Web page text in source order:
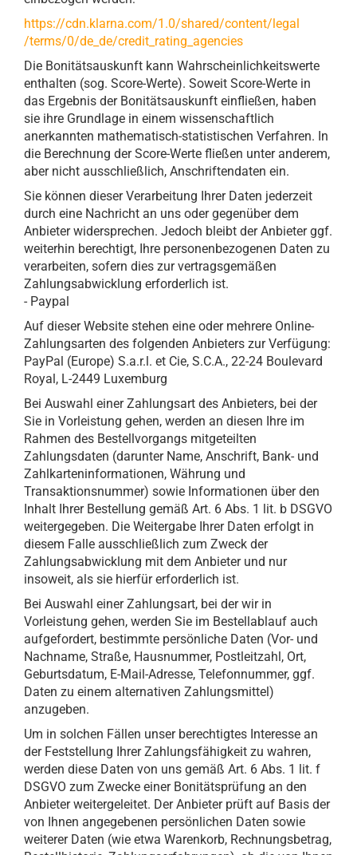
https://cdn.klarna.com/1.0/shared/content/legal
/terms/0/de_de/credit_rating_agencies
Die Bonitätsauskunft kann Wahrscheinlichkeitswerte
enthalten (sog. Score-Werte). Soweit Score-Werte in
das Ergebnis der Bonitätsauskunft einfließen, haben
sie ihre Grundlage in einem wissenschaftlich
anerkannten mathematisch-statistischen Verfahren. In
die Berechnung der Score-Werte fließen unter anderem,
aber nicht ausschließlich, Anschriftendaten ein.
Sie können dieser Verarbeitung Ihrer Daten jederzeit
durch eine Nachricht an uns oder gegenüber dem
Anbieter widersprechen. Jedoch bleibt der Anbieter ggf.
weiterhin berechtigt, Ihre personenbezogenen Daten zu
verarbeiten, sofern dies zur vertragsgemäßen
Zahlungsabwicklung erforderlich ist.
- Paypal
Auf dieser Website stehen eine oder mehrere Online-
Zahlungsarten des folgenden Anbieters zur Verfügung:
PayPal (Europe) S.a.r.l. et Cie, S.C.A., 22-24 Boulevard
Royal, L-2449 Luxemburg
Bei Auswahl einer Zahlungsart des Anbieters, bei der
Sie in Vorleistung gehen, werden an diesen Ihre im
Rahmen des Bestellvorgangs mitgeteilten
Zahlungsdaten (darunter Name, Anschrift, Bank- und
Zahlkarteninformationen, Währung und
Transaktionsnummer) sowie Informationen über den
Inhalt Ihrer Bestellung gemäß Art. 6 Abs. 1 lit. b DSGVO
weitergegeben. Die Weitergabe Ihrer Daten erfolgt in
diesem Falle ausschließlich zum Zweck der
Zahlungsabwicklung mit dem Anbieter und nur
insoweit, als sie hierfür erforderlich ist.
Bei Auswahl einer Zahlungsart, bei der wir in
Vorleistung gehen, werden Sie im Bestellablauf auch
aufgefordert, bestimmte persönliche Daten (Vor- und
Nachname, Straße, Hausnummer, Postleitzahl, Ort,
Geburtsdatum, E-Mail-Adresse, Telefonnummer, ggf.
Daten zu einem alternativen Zahlungsmittel)
anzugeben.
Um in solchen Fällen unser berechtigtes Interesse an
der Feststellung Ihrer Zahlungsfähigkeit zu wahren,
werden diese Daten von uns gemäß Art. 6 Abs. 1 lit. f
DSGVO zum Zwecke einer Bonitätsprüfung an den
Anbieter weitergeleitet. Der Anbieter prüft auf Basis der
von Ihnen angegebenen persönlichen Daten sowie
weiterer Daten (wie etwa Warenkorb, Rechnungsbetrag,